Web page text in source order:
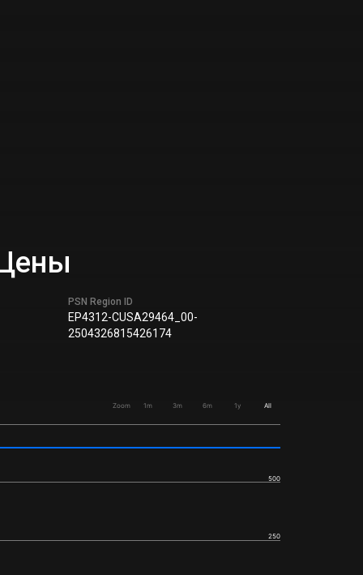
PSN Region ID
EP4312-CUSA29464_00-
2504326815426174
Zoom 1m 3m 6m 1y All
250
500